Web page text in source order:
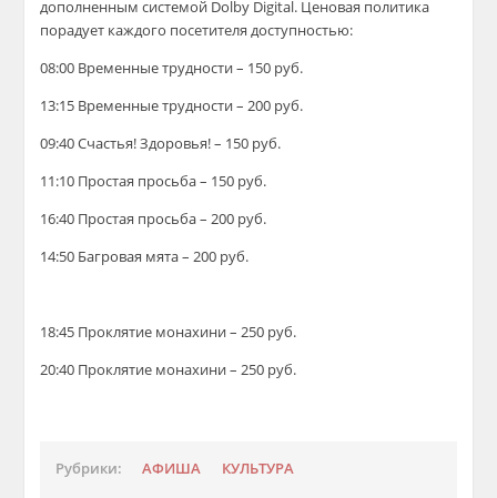
дополненным системой Dolby Digital. Ценовая политика
порадует каждого посетителя доступностью:
08:00 Временные трудности – 150 руб.
13:15 Временные трудности – 200 руб.
09:40 Счастья! Здоровья! – 150 руб.
11:10 Простая просьба – 150 руб.
16:40 Простая просьба – 200 руб.
14:50 Багровая мята – 200 руб.
18:45 Проклятие монахини – 250 руб.
20:40 Проклятие монахини – 250 руб.
Рубрики: АФИША КУЛЬТУРА